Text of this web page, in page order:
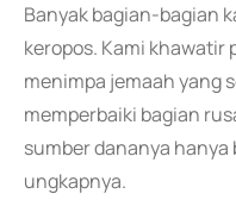
Banyak bagian-bagian
keropos. Kami khawatir
menimpa jemaah yang
memperbaiki bagian
sumber dananya hanya
ungkapnya.